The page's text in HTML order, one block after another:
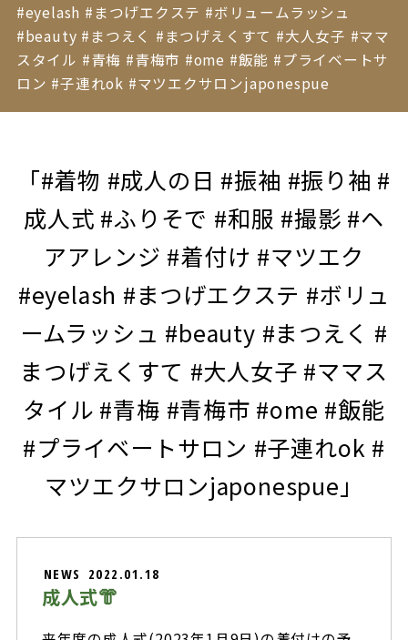
#eyelash #まつげエクステ #ボリュームラッシュ
#beauty #まつえく #まつげえくすて #大人女子 #ママ
スタイル #青梅 #青梅市 #ome #飯能 #プライベートサ
ロン #子連れok #マツエクサロンjaponespue
「#着物 #成人の日 #振袖 #振り袖 #
成人式 #ふりそで #和服 #撮影 #ヘ
アアレンジ #着付け #マツエク
#eyelash #まつげエクステ #ボリュ
ームラッシュ #beauty #まつえく #
まつげえくすて #大人女子 #ママス
タイル #青梅 #青梅市 #ome #飯能
#プライベートサロン #子連れok #
マツエクサロンjaponespue」
NEWS 2022.01.18
成人式👘